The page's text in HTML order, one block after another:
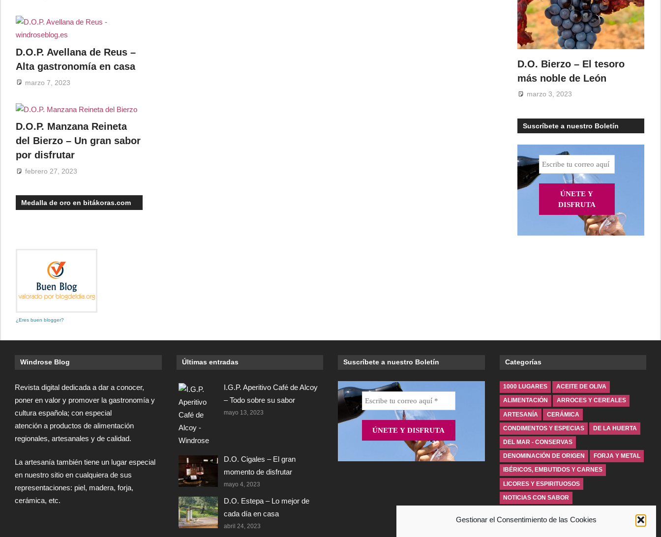
Gestionar el Consentimiento de las Cookies
D.O.P. Avellana de Reus –
Alta gastronomía en casa
marzo 7, 2023
D.O.P. Manzana Reineta
del Bierzo – Un gran sabor
por disfrutar
febrero 27, 2023
Medalla de oro en bitákoras.com
¿Eres buen blogger?
D.O. Bierzo – El tesoro
más noble de León
marzo 3, 2023
Suscríbete a nuestro Boletín
Windrose Blog
Revista digital dedicada a dar a conocer,
poner en valor y promover la gastronomía y
cultura española; con especial
atención a productos de alimentación
regionales, artesanales y de calidad.
La artesanía también tiene un lugar especial
en nuestro sitio en cualquiera de sus
representaciones: piel, madera, forja,
cerámica, etc.
Últimas entradas
I.G.P. Aperitivo Café de Alcoy
– Todo sobre su sabor
mayo 13, 2023
D.O. Cigales – El gran
momento de disfrutar
mayo 4, 2023
D.O. Estepa – Lo mejor de
cada día en casa
abril 24, 2023
Suscríbete a nuestro Boletín Categorías
1000 LUGARES ACEITE DE OLIVA
ALIMENTACIÓN ARROCES Y CEREALES
ARTESANÍA CERÁMICA
CONDIMENTOS Y ESPECIAS DE LA HUERTA
DEL MAR - CONSERVAS
DENOMINACIÓN DE ORIGEN FORJA Y METAL
IBÉRICOS, EMBUTIDOS Y CARNES
LICORES Y ESPIRITUOSOS
NOTICIAS CON SABOR
VINOS